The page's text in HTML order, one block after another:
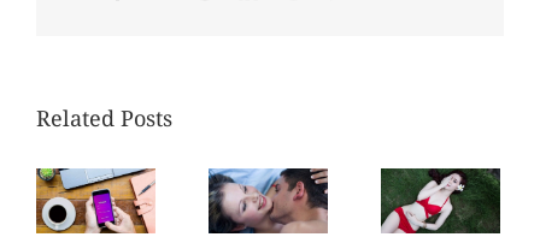
Related Posts